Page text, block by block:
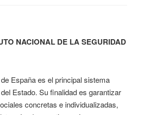
NACIONAL DE LA SEGURIDAD
España es el principal sistema
Estado. Su finalidad es garantizar
concretas e individualizadas,